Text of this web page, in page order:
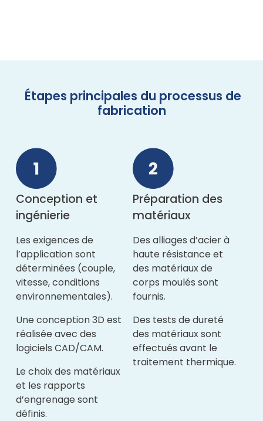
Étapes principales du processus de
fabrication
Conception et
ingénierie
Les exigences de
l’application sont
déterminées (couple,
vitesse, conditions
environnementales).
Une conception 3D est
réalisée avec des
logiciels CAD/CAM.
Le choix des matériaux
et les rapports
d’engrenage sont
définis.
Préparation des
matériaux
Des alliages d’acier à
haute résistance et
des matériaux de
corps moulés sont
fournis.
Des tests de dureté
des matériaux sont
effectués avant le
traitement thermique.